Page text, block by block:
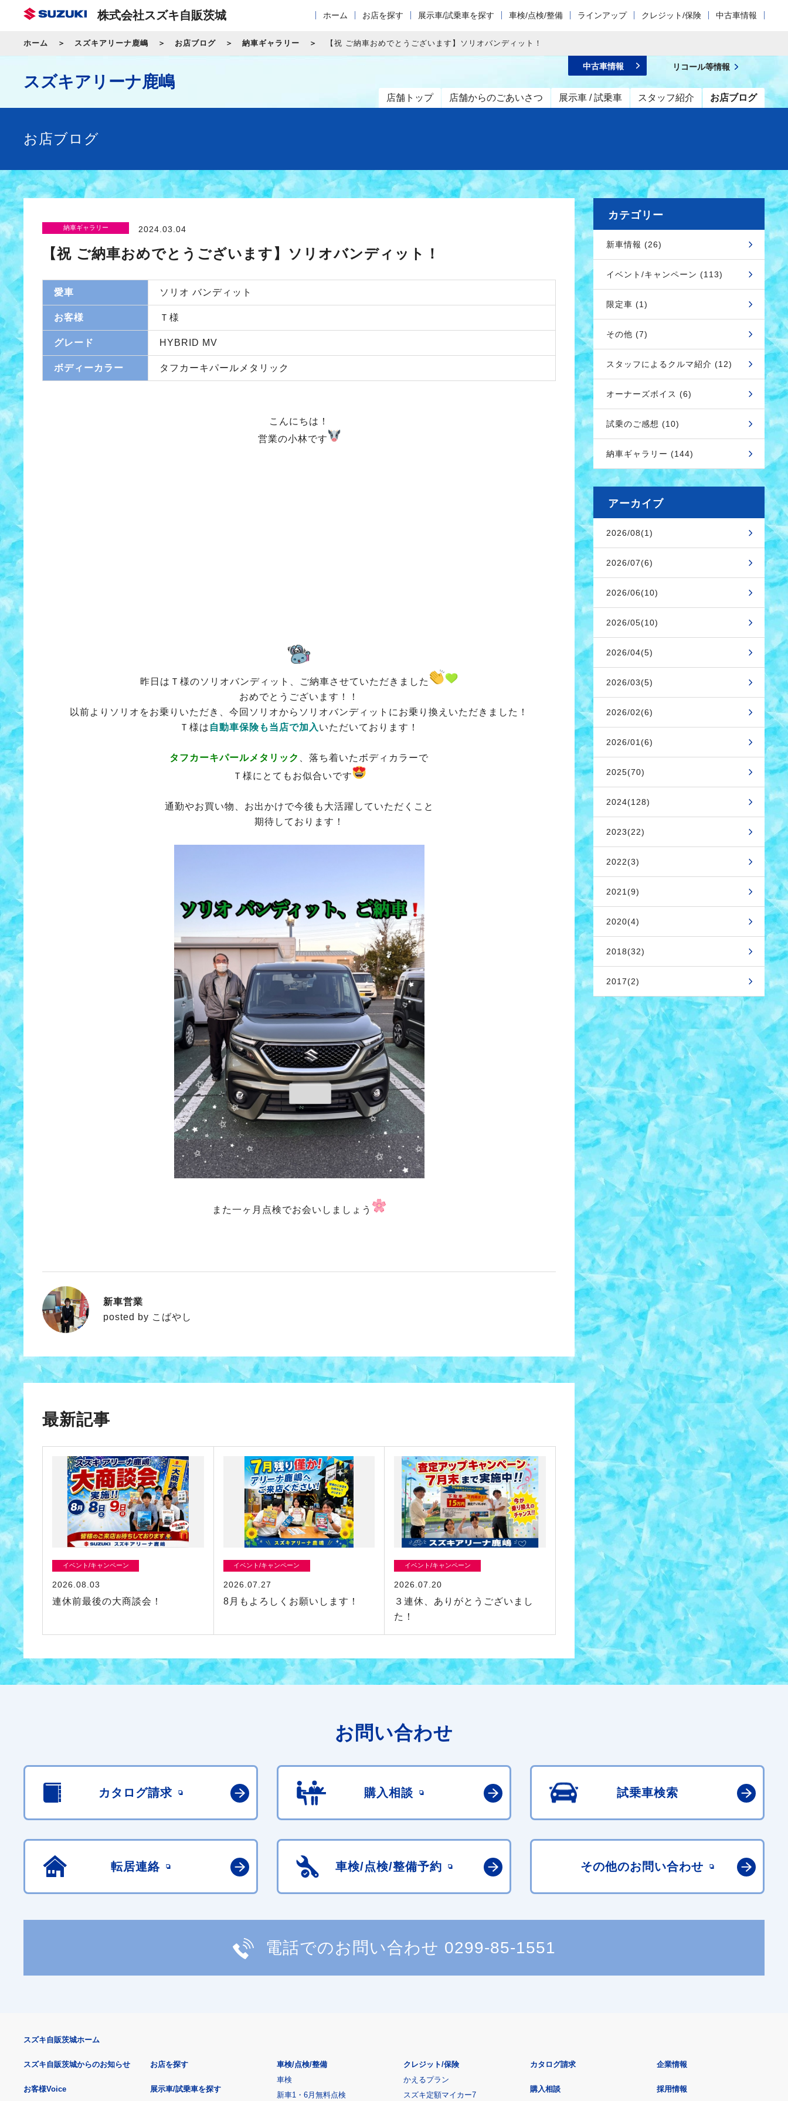
株式会社スズキ自販茨城 ホーム お店を探す 展示車/試乗車を探す 車検/点検/整備 ラインアップ クレジット/保険 中古車情報
ホーム スズキアリーナ鹿嶋 お店ブログ 納車ギャラリー 【祝 ご納車おめでとうございます】ソリオバンディット！
スズキアリーナ鹿嶋
店舗トップ 店舗からのごあいさつ 展示車 / 試乗車 スタッフ紹介 お店ブログ
中古車情報 リコール等情報
お店ブログ
納車ギャラリー 2024.03.04
【祝 ご納車おめでとうございます】ソリオバンディット！
愛車 ソリオ バンディット
お客様 Ｔ様
グレード HYBRID MV
ボディーカラー タフカーキパールメタリック
こんにちは！
営業の小林です
昨日はＴ様のソリオバンディット、ご納車させていただきました
おめでとうございます！！
以前よりソリオをお乗りいただき、今回ソリオからソリオバンディットにお乗り換えいただきました！
Ｔ様は 自動車保険も当店で加入 いただいております！
タフカーキパールメタリック
、落ち着いたボディカラーで
Ｔ様にとてもお似合いです
通勤やお買い物、お出かけで今後も大活躍していただくこと
期待しております！
また一ヶ月点検でお会いしましょう
こばやし
新車営業
posted by こばやし
最新記事
イベント/キャンペーン
2026.08.03
連休前最後の大商談会！
イベント/キャンペーン
2026.07.27
8月もよろしくお願いします！
イベント/キャンペーン
2026.07.20
３連休、ありがとうございまし
た！
カテゴリー
新車情報 (26)
イベント/キャンペーン (113)
限定車 (1)
その他 (7)
スタッフによるクルマ紹介 (12)
オーナーズボイス (6)
試乗のご感想 (10)
納車ギャラリー (144)
アーカイブ
2026/08(1)
2026/07(6)
2026/06(10)
2026/05(10)
2026/04(5)
2026/03(5)
2026/02(6)
2026/01(6)
2025(70)
2024(128)
2023(22)
2022(3)
2021(9)
2020(4)
2018(32)
2017(2)
お問い合わせ
カタログ請求 購入相談 試乗車検索
転居連絡 車検/点検/整備予約 その他のお問い合わせ
電話でのお問い合わせ 0299-85-1551
スズキ自販茨城ホーム
スズキ自販茨城からのお知らせ
お客様Voice
お店を探す
展示車/試乗車を探す
車検/点検/整備
車検
新車1・6月無料点検
クレジット/保険
かえるプラン
スズキ定額マイカー7
カタログ請求
購入相談
企業情報
採用情報